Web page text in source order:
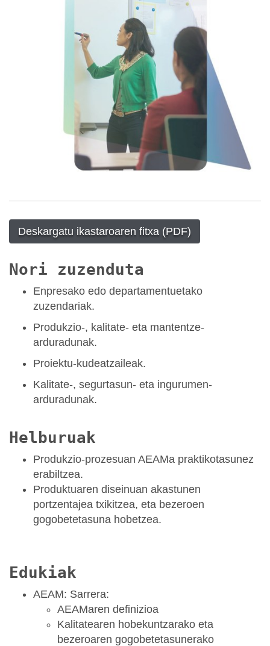
Deskargatu ikastaroaren fitxa (PDF)
Nori zuzenduta
Enpresako edo departamentuetako
zuzendariak.
Produkzio-, kalitate- eta mantentze-
arduradunak.
Proiektu-kudeatzaileak.
Kalitate-, segurtasun- eta ingurumen-
arduradunak.
Helburuak
Produkzio-prozesuan AEAMa praktikotasunez
erabiltzea.
Produktuaren diseinuan akastunen
portzentajea txikitzea, eta bezeroen
gogobetetasuna hobetzea.
Edukiak
AEAM: Sarrera:
AEAMaren definizioa
Kalitatearen hobekuntzarako eta
bezeroaren gogobetetasunerako